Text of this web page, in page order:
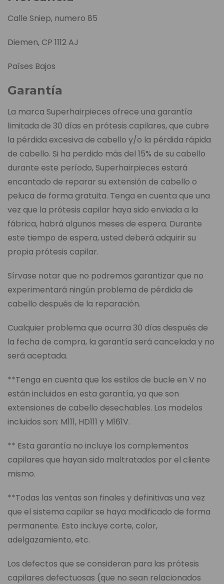
Calle Sniep, numero 85
Diemen, CP 1112 AJ
Países Bajos
Garantía
La marca Superhairpieces ofrece una garantía
limitada de 30 días en prótesis capilares, que cubre
la pérdida excesiva de cabello y/o la pérdida rápida
de cabello. Si ha perdido más del 15% de su cabello
durante este período, Superhairpieces estará
encantado de reparar su extensión de cabello o
peluca de forma gratuita. Tenga en cuenta que una
vez que la prótesis capilar haya sido enviada a la
fábrica, habrá algunos meses de espera. Durante
este tiempo de espera, usted deberá adquirir su
propia prótesis capilar.
Sírvase notar que no podremos garantizar que no
experimentará ningún problema de pérdida de
cabello después de la reparación.
Cualquier problema que ocurra 30 días después de
la fecha de compra, la garantía será cancelada y no
será aceptada.
**Tenga en cuenta que los estilos de bucle en V no
están incluidos en esta garantía, ya que son
extensiones de cabello desechables. Los modelos
incluidos son: M111, HD111 y M161V.
** Esta garantía no incluye los complementos
capilares que hayan sido maltratados por el cliente
mismo.
**Todas las ventas son finales y definitivas una vez
que el sistema capilar se haya modificado de forma
permanente. Esto incluye corte, color,
adelgazamiento, etc.
Los defectos que se consideran para las prótesis
capilares defectuosas (que no sean relacionados